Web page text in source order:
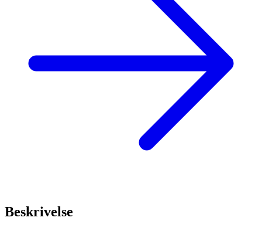
Beskrivelse